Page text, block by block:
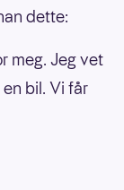
dette:
meg. Jeg vet
bil. Vi får